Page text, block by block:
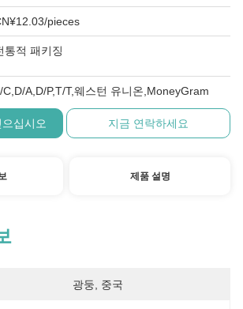
pieces
통적 패키징
C,D/A,D/P,T/T,웨스턴 유니온,MoneyGram
십시오 지금 연락하세요
제품 설명
광둥, 중국